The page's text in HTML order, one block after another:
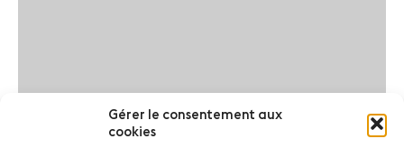
Gérer le consentement aux
cookies